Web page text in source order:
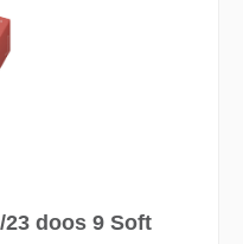
doos 9 Soft